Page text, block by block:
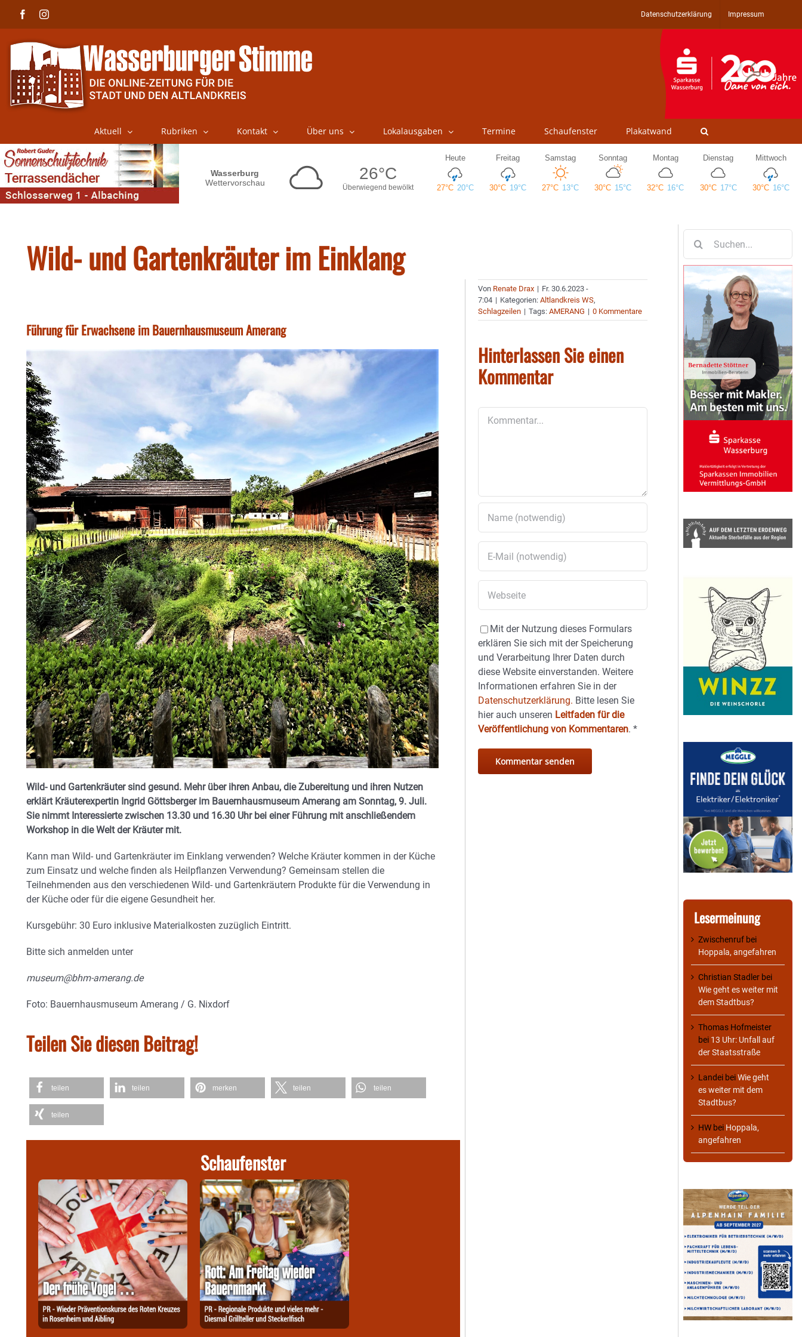
FacebookInstagram Datenschutzerklärung Impressum
Aktuell Rubriken Kontakt Über uns Lokalausgaben Termine Schaufenster Plakatwand
Wild- und Gartenkräuter im Einklang
Führung für Erwachsene im Bauernhausmuseum Amerang
Wild- und Gartenkräuter sind gesund. Mehr über ihren Anbau, die Zubereitung und ihren Nutzen
erklärt Kräuterexpertin Ingrid Göttsberger im Bauernhausmuseum Amerang am Sonntag, 9. Juli.
Sie nimmt Interessierte zwischen 13.30 und 16.30 Uhr bei einer Führung mit anschließendem
Workshop in die Welt der Kräuter mit.
Kann man Wild- und Gartenkräuter im Einklang verwenden? Welche Kräuter kommen in der Küche
zum Einsatz und welche finden als Heilpflanzen Verwendung? Gemeinsam stellen die
Teilnehmenden aus den verschiedenen Wild- und Gartenkräutern Produkte für die Verwendung in
der Küche oder für die eigene Gesundheit her.
Kursgebühr: 30 Euro inklusive Materialkosten zuzüglich Eintritt.
Bitte sich anmelden unter
museum@bhm-amerang.de
Foto: Bauernhausmuseum Amerang / G. Nixdorf
Teilen Sie diesen Beitrag!
teilen teilen merken teilen teilen
teilen
Schaufenster
Von Renate Drax | Fr. 30.6.2023 -
7:04 | Kategorien:Altlandkreis WS,
Schlagzeilen | Tags:AMERANG | 0 Kommentare
Hinterlassen Sie einen
Kommentar
Mit der Nutzung dieses Formulars
erklären Sie sich mit der Speicherung
und Verarbeitung Ihrer Daten durch
diese Website einverstanden. Weitere
Informationen erfahren Sie in der
Datenschutzerklärung. Bitte lesen Sie
hier auch unseren Leitfaden für die
Veröffentlichung von Kommentaren.*
nach:
Lesermeinung
Zwischenruf bei
Hoppala, angefahren
Christian Stadler bei
Wie geht es weiter mit
dem Stadtbus?
Thomas Hofmeister
bei 13 Uhr: Unfall auf
der Staatsstraße
Landei beiWie geht
es weiter mit dem
Stadtbus?
HW bei Hoppala,
angefahren